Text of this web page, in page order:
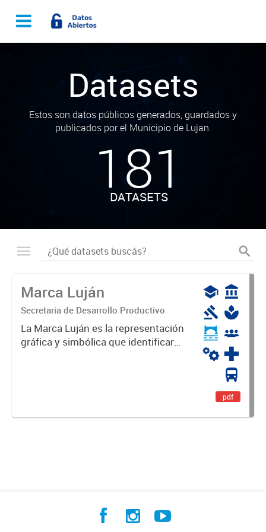
Datasets
Estos son datos públicos generados, guardados y
publicados por el Municipio de Lujan.
181
DATASETS
Marca Luján
Secretaria de Desarrollo Productivo
La Marca Luján es la representación
gráfica y simbólica que identificará
pdf